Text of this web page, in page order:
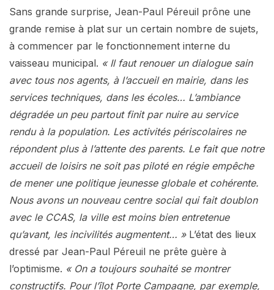
Sans grande surprise, Jean-Paul Péreuil prône une
grande remise à plat sur un certain nombre de sujets,
à commencer par le fonctionnement interne du
vaisseau municipal. « Il faut renouer un dialogue sain
avec tous nos agents, à l’accueil en mairie, dans les
services techniques, dans les écoles… L’ambiance
dégradée un peu partout finit par nuire au service
rendu à la population. Les activités périscolaires ne
répondent plus à l’attente des parents. Le fait que notre
accueil de loisirs ne soit pas piloté en régie empêche
de mener une politique jeunesse globale et cohérente.
Nous avons un nouveau centre social qui fait doublon
avec le CCAS, la ville est moins bien entretenue
qu’avant, les incivilités augmentent… »L’état des lieux
dressé par Jean-Paul Péreuil ne prête guère à
l’optimisme. « On a toujours souhaité se montrer
constructifs. Pour l’îlot Porte Campagne, par exemple,